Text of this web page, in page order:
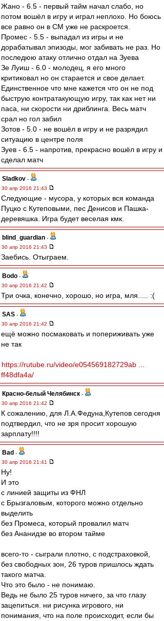
Жано - 6.5 - первый тайм начал слабо, но
потом вошёл в игру и играл неплохо. Но боюсь
все равно он в СМ уже не раскроется.
Промес - 5.5 - выпадал из игры и не
дорабатывал эпизоды, мог забивать не раз. Но
последюю атаку отлично отдал на Зуева
Зе Луиш - 6.0 - молодец, я его много
критиковал но он старается и свое делает.
Единственное что мне кажется что он не под
быструю контратакующую игру, так как нет ни
паса, ни скорости ни дриблинга. Весь матч
срал но гол забил
Зотов - 5.0 - не вошёл в игру и не разрядил
ситуацию в центре поля
Зуев - 6.5 - напротив, прекрасно вошёл в игру и
сделал матч
Sladkov -
30 апр 2016 21:43
Следующие - мусора, у которых вся команда
Пуцко с Кутеповыми, пес Денисов и Пашка-
деревяшка. Игра будет веселая кмк.
blind_guardian -
30 апр 2016 21:43
Заебись. Отыграем.
Bodo -
30 апр 2016 21:42
Три очка, конечно, хорошо, но игра, мля..... :(
SAS -
30 апр 2016 21:42
ещё можно посмаковать и попериживать уже
не так
https://rutube.ru/video/e054569182729ab ...
ff48dfa4a/
Красно-белый Челябинск -
30 апр 2016 21:42
К сожалению, для Л.А.Федуна,Кутепов сегодня
подтвердил, что не зря просит хорошую
зарплату!!!!
Bad -
30 апр 2016 21:41
Ну!
И это
с линией защиты из ФНЛ
с Брызгаловым, которого можно отдельно
выделить
без Промеса, который провалил матч
без Ананидзе во втором тайме
всего-то - сыграли плотно, с подстраховкой,
без свободных зон, 26 туров пришлось ждать
такого матча.
Что это было - не понимаю.
Ведь не было 25 туров ничего, за что глазу
зацепиться. ни рисунка игрового, ни
понимания, что на поле происходит, если бы